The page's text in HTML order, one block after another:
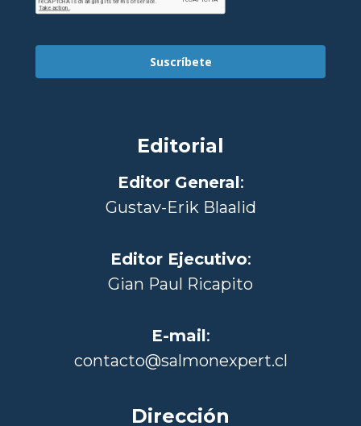
Suscríbete
Editorial
Editor General:
Gustav-Erik Blaalid
Editor Ejecutivo:
Gian Paul Ricapito
E-mail:
contacto@salmonexpert.cl
Dirección